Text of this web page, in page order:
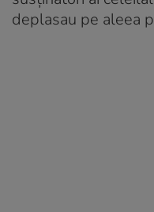
deplasau pe aleea